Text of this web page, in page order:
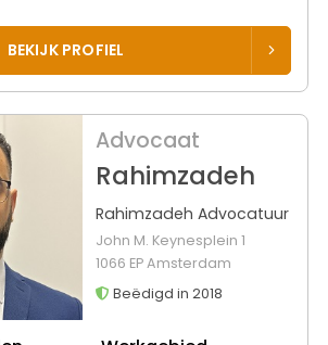
BEKIJK PROFIEL
Advocaat
Rahimzadeh
Rahimzadeh Advocatuur
John M. Keynesplein 1
1066 EP Amsterdam
Beëdigd in 2018